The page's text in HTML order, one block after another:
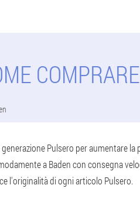
Pulsero per aumentare
a Baden con consegna
l'originalità di ogni articolo Pulsero.